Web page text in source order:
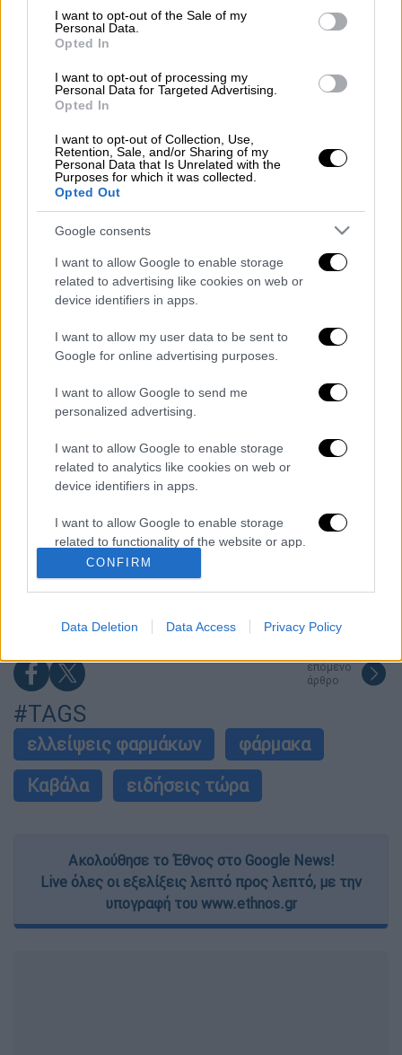
consent section.
I want to opt-out of the Sale of my
Personal Data.
Opted In
I want to opt-out of processing my
Personal Data for Targeted Advertising.
Opted In
I want to opt-out of Collection, Use,
Retention, Sale, and/or Sharing of my
Personal Data that Is Unrelated with the
Purposes for which it was collected.
Opted Out
Google consents
I want to allow Google to enable storage
related to advertising like cookies on web or
device identifiers in apps.
I want to allow my user data to be sent to
Google for online advertising purposes.
I want to allow Google to send me
personalized advertising.
I want to allow Google to enable storage
related to analytics like cookies on web or
device identifiers in apps.
I want to allow Google to enable storage
related to functionality of the website or app.
I want to allow Google to enable storage
related to personalization.
I want to allow Google to enable storage
functionality and fraud prevention, and other
user protection.
CONFIRM
Data Deletion Data Access Privacy Policy
Η πρόεδρος του Συλλόγου τόνισε, ότι οι
ελλείψεις είναι πάρα πολλές και συνεχώς
αναντικατάστατα, φάρμακα που λείπουν από
την αγορά. Το καθημερινό τους πρόβλημα,
όπως είπε, είναι οι αντιβιώσεις και τα
αντιφλεγμονώδη και εξετάζουν πώς θα
αντιμετωπίσουν το πρόβλημα αυτό.
“Οι λοιμώξεις και ο covid είναι εδώ και είναι
ένα θέμα η αντιμετώπισή του με το κομμάτι
της αντιβίωσης”, σημείωσε χαρακτηριστικά.
Διαβάστε ακόμη
Εκτελέσεις, συλλήψεις και νέοι
περιορισμοί: Το Ιράν σκληραίνει τη γραμμή
στο εσωτερικό εν μέσω πολέμου
Η πρώτη δήλωση της οικογένειας της
στην Κυψέλη
Ντύθηκε «Χάρος», ανέβηκε στην οροφή
ασθενείς
«Όχι γκέι 17 Pro, αλλά σπασμένο 11άρι»:
Ρώσοι διαλύουν τα iPhone τους στο TikTok
για να... γίνουν πιο άνδρες
επόμενο
άρθρο
#TAGS
ελλείψεις φαρμάκων
φάρμακα
Καβάλα
ειδήσεις τώρα
Ακολούθησε το Έθνος στο Google News!
Live όλες οι εξελίξεις λεπτό προς λεπτό, με την
υπογραφή του www.ethnos.gr